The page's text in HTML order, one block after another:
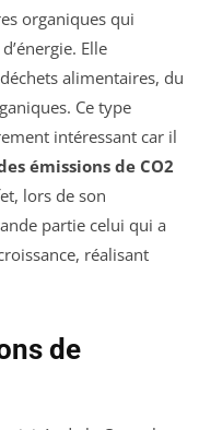
organiques qui
Elle
alimentaires, du
Ce type
intéressant car il
émissions de CO2
lors de son
partie celui qui a
réalisant
de